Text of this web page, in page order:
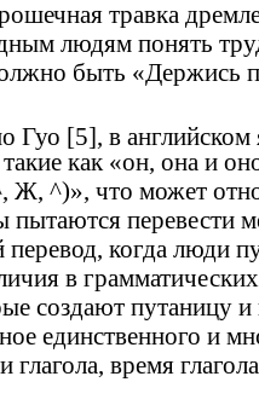
травка
людям понять
быть «Держись
Гуо [5], в
как «он, она и
Ж, ^)», что может
пытаются перевести
перевод, когда люди
в
создают путаницу
единственного и
глагола, время